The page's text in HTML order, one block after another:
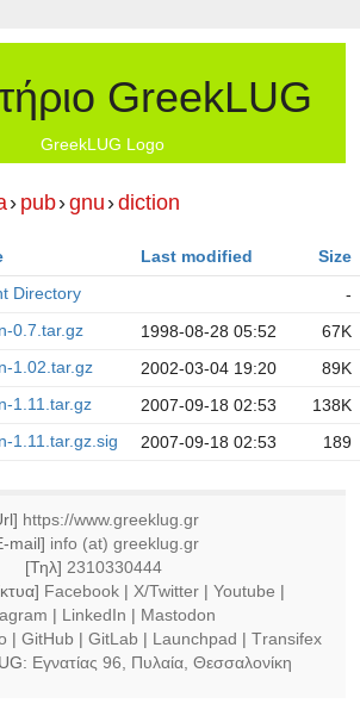
GreekLUG
› pub›gnu ›diction
Last modified
Size
Directory
-
0.7.tar.gz
1998-08-28 05:52
67K
1.02.tar.gz
2002-03-04 19:20
89K
1.11.tar.gz
2007-09-18 02:53
138K
1.11.tar.gz.sig
2007-09-18 02:53 189
https://www.greeklug.gr
mail] info (at) greeklug.gr
[Τηλ] 2310330444
Facebook| X/Twitter| Youtube |
| LinkedIn | Mastodon
| GitHub | GitLab | Launchpad | Τransifex
Εγνατίας 96, Πυλαία, Θεσσαλονίκη